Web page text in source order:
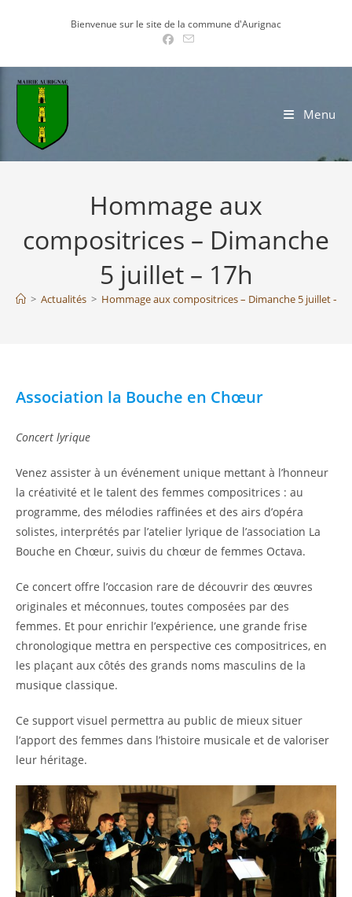
Bienvenue sur le site de la commune d'Aurignac
Menu
Hommage aux
compositrices – Dimanche
5 juillet – 17h
> Actualités > Hommage aux compositrices – Dimanche 5 juillet –
Association la Bouche en Chœur
Concert lyrique
Venez assister à un événement unique mettant à l’honneur
la créativité et le talent des femmes compositrices : au
programme, des mélodies raffinées et des airs d’opéra
solistes, interprétés par l’atelier lyrique de l’association La
Bouche en Chœur, suivis du chœur de femmes Octava.
Ce concert offre l’occasion rare de découvrir des œuvres
originales et méconnues, toutes composées par des
femmes. Et pour enrichir l’expérience, une grande frise
chronologique mettra en perspective ces compositrices, en
les plaçant aux côtés des grands noms masculins de la
musique classique.
Ce support visuel permettra au public de mieux situer
l’apport des femmes dans l’histoire musicale et de valoriser
leur héritage.